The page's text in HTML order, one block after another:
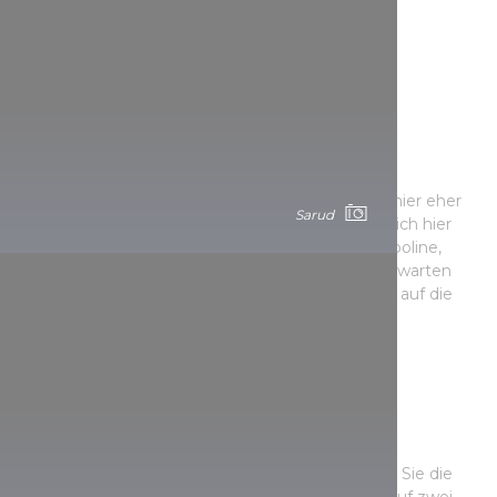
Sarud
Abenteuerpark errichtet. Der Theiß-See erinnert hier eher
an einen Sandstrand am Meer, zudem befindet sich hier
der größte Wasserspielplatz Mitteleuropas. Trampoline,
Rutschen und tausend Formen des Vergnügens warten
sowohl auf die abenteuerlustigen Kinder als auch auf die
Wenn Sie kein Fan von Wassersport sind, können Sie die